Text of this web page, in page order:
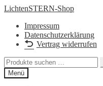
Zur
springen
Zum
springen
LichtenSTERN-Shop
Impressum
Datenschutzerklärung
Vertrag widerrufen
Suchen
nach:
Menü